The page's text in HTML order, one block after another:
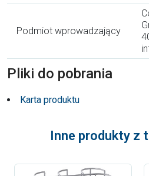
Podmiot wprowadzający
Pliki do pobrania
Karta produktu
Inne produkty z